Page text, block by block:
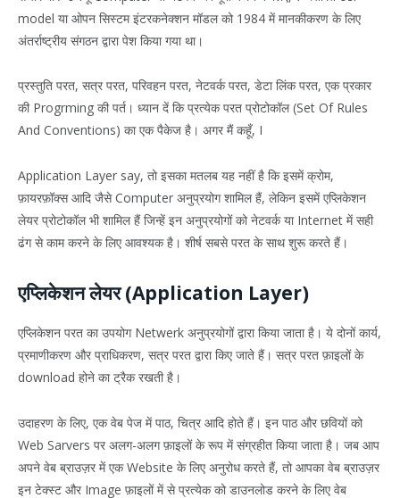
model या ओपन सिस्टम इंटरकनेक्शन मॉडल को 1984 में मानकीकरण के लिए
अंतर्राष्ट्रीय संगठन द्वारा पेश किया गया था।
प्रस्तुति परत, सत्र परत, परिवहन परत, नेटवर्क परत, डेटा लिंक परत, एक प्रकार
की Progrming की पर्त। ध्यान दें कि प्रत्येक परत प्रोटोकॉल (Set Of Rules
And Conventions) का एक पैकेज है। अगर मैं कहूँ, I
Application Layer say, तो इसका मतलब यह नहीं है कि इसमें क्रोम,
फ़ायरफ़ॉक्स आदि जैसे Computer अनुप्रयोग शामिल हैं, लेकिन इसमें एप्लिकेशन
लेयर प्रोटोकॉल भी शामिल हैं जिन्हें इन अनुप्रयोगों को नेटवर्क या Internet में सही
ढंग से काम करने के लिए आवश्यक है। शीर्ष सबसे परत के साथ शुरू करते हैं।
एप्लिकेशन लेयर (Application Layer)
एप्लिकेशन परत का उपयोग Netwerk अनुप्रयोगों द्वारा किया जाता है। ये दोनों कार्य,
प्रमाणीकरण और प्राधिकरण, सत्र परत द्वारा किए जाते हैं। सत्र परत फ़ाइलों के
download होने का ट्रैक रखती है।
उदाहरण के लिए, एक वेब पेज में पाठ, चित्र आदि होते हैं। इन पाठ और छवियों को
Web Sarvers पर अलग-अलग फ़ाइलों के रूप में संग्रहीत किया जाता है। जब आप
अपने वेब ब्राउज़र में एक Website के लिए अनुरोध करते हैं, तो आपका वेब ब्राउज़र
इन टेक्स्ट और Image फ़ाइलों में से प्रत्येक को डाउनलोड करने के लिए वेब